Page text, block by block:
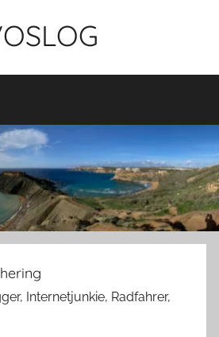
Internetjunkie, Radfahrer,